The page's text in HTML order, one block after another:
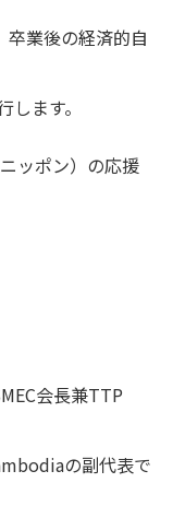
業後の経済的自
ます。
ッポン）の応援
会長兼TTP
の副代表で